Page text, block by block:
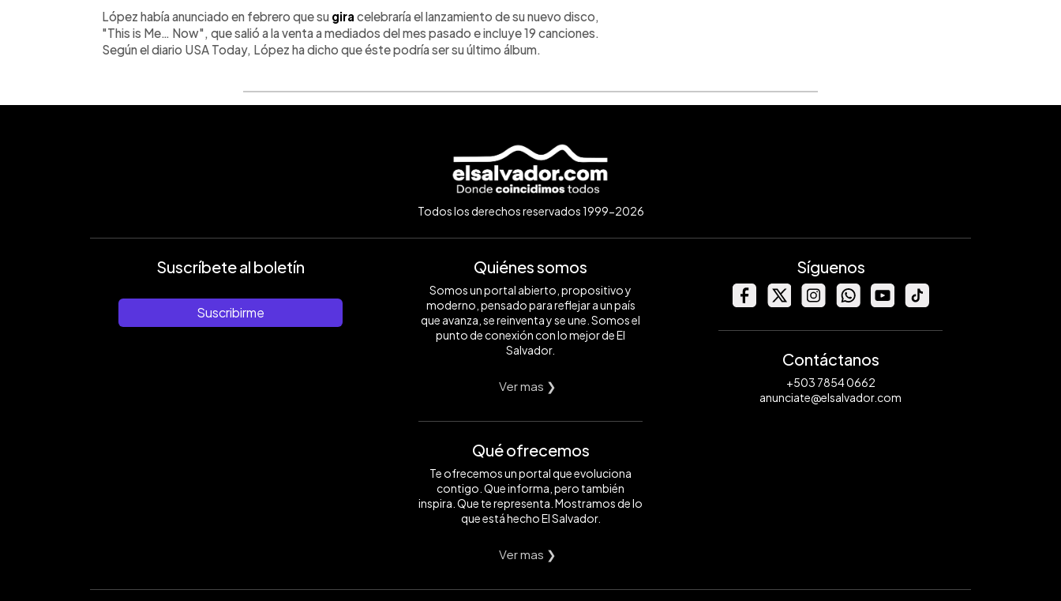
López había anunciado en febrero que su gira celebraría el lanzamiento de su nuevo disco,
"This is Me… Now", que salió a la venta a mediados del mes pasado e incluye 19 canciones.
Según el diario USA Today, López ha dicho que éste podría ser su último álbum.
Todos los derechos reservados 1999-2026
Suscríbete al boletín
Suscribirme
Quiénes somos
Somos un portal abierto, propositivo y
moderno, pensado para reflejar a un país
que avanza, se reinventa y se une. Somos el
punto de conexión con lo mejor de El
Salvador.
Ver mas ❯
Qué ofrecemos
Te ofrecemos un portal que evoluciona
contigo. Que informa, pero también
inspira. Que te representa. Mostramos de lo
que está hecho El Salvador.
Ver mas ❯
Síguenos
Contáctanos
+503 7854 0662
anunciate@elsalvador.com